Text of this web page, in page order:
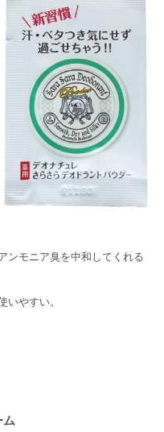
ンモニア臭を中和してくれる
いやすい。
ム